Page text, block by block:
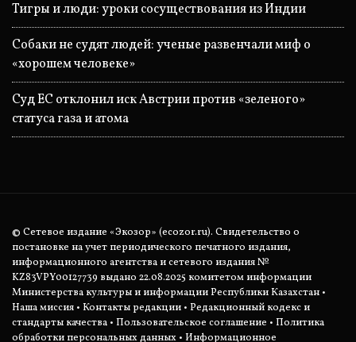
Тигры и люди: уроки сосуществования из Индии
Собаки не судят людей: ученые развенчали миф о
«хорошем человеке»
Суд ЕС отклонил иск Австрии против «зеленого»
статуса газа и атома
© Сетевое издание «Экозор» (ecozor.ru). Свидетельство о
постановке на учет периодического печатного издания,
информационного агентства и сетевого издания №
KZ83VPY00127739 выдано 22.08.2025 комитетом информации
Министерства культуры и информации Республики Казахстан •
Наша миссия • Контакты редакции • Редакционный кодекс и
стандарты качества • Пользовательское соглашение • Политика
обработки персональных данных • Информационное